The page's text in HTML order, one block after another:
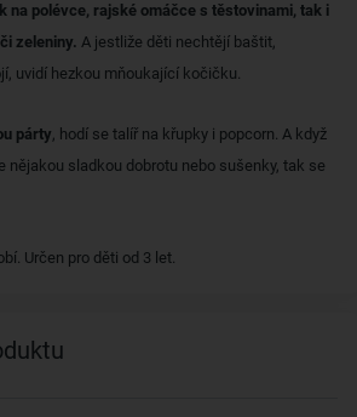
na polévce, rajské omáčce s těstovinami, tak i
zeleniny. A jestliže děti nechtějí baštit,
uvidí hezkou mňoukající kočičku.
párty, hodí se talíř na křupky i popcorn. A když
nějakou sladkou dobrotu nebo sušenky, tak se
Určen pro děti od 3 let.